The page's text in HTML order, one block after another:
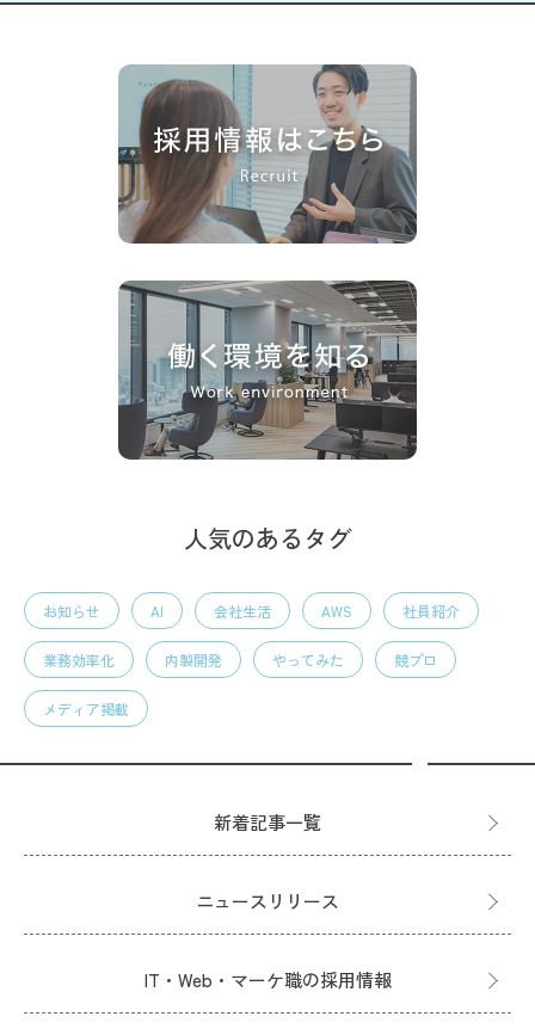
人気のあるタグ
お知らせ AI 会社生活 AWS 社員紹介
業務効率化 内製開発 やってみた 競プロ
メディア掲載
新着記事一覧
ニュースリリース
IT・Web・マーケ職の採用情報